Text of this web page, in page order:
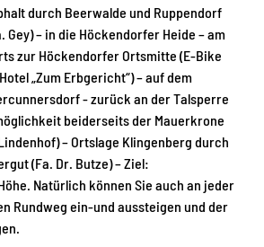
durch Beerwalde und Ruppendorf
– in die Höckendorfer Heide – am
zur Höckendorfer Ortsmitte (E-Bike
„Zum Erbgericht“) – auf dem
- zurück an der Talsperre
beiderseits der Mauerkrone
– Ortslage Klingenberg durch
(Fa. Dr. Butze) – Ziel:
Natürlich können Sie auch an jeder
Rundweg ein-und aussteigen und der